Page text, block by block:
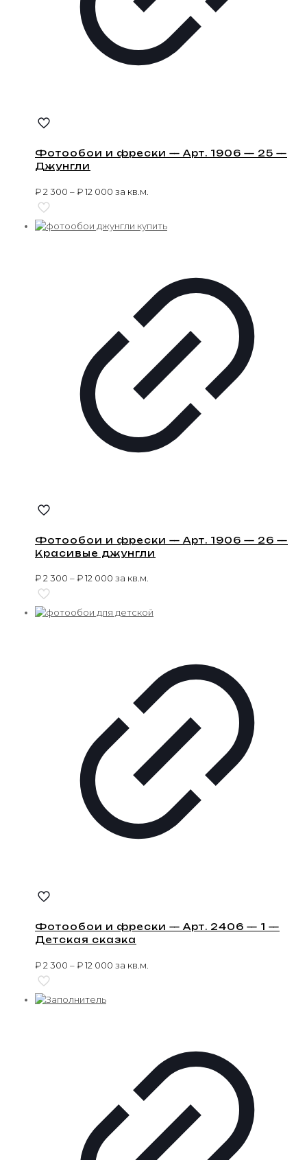
Фотообои и фрески — Арт. 1906 — 25 —
Джунгли
₽2 300 –₽12 000 за кв.м.
Фотообои и фрески — Арт. 1906 — 26 —
Красивые джунгли
₽2 300 –₽12 000 за кв.м.
Фотообои и фрески — Арт. 2406 — 1 —
Детская сказка
₽2 300 –₽12 000 за кв.м.